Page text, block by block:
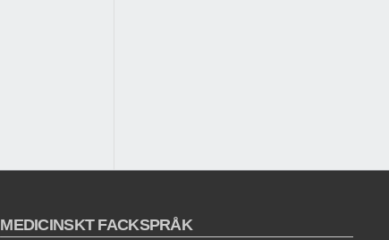
MEDICINSKT FACKSPRÅK